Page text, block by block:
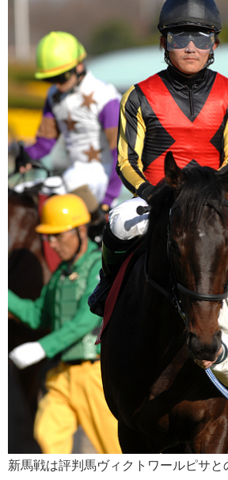
新馬戦は評判馬ヴィクトワールピサと